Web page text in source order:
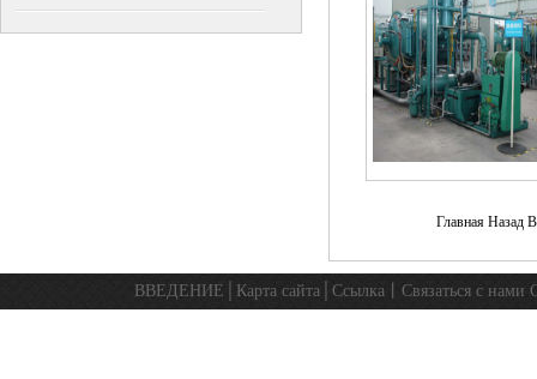
Главная Назад
ВВЕДЕНИЕ Карта сайта Ссылка Связаться с нами